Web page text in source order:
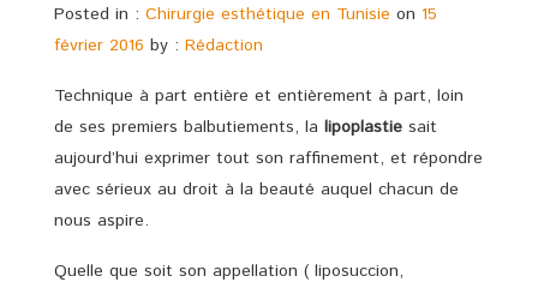
Posted in : Chirurgie esthétique en Tunisie on 15
février 2016 by : Rédaction
Technique à part entière et entièrement à part, loin
de ses premiers balbutiements, la lipoplastie sait
aujourd’hui exprimer tout son raffinement, et répondre
avec sérieux au droit à la beauté auquel chacun de
nous aspire.
Quelle que soit son appellation ( liposuccion,